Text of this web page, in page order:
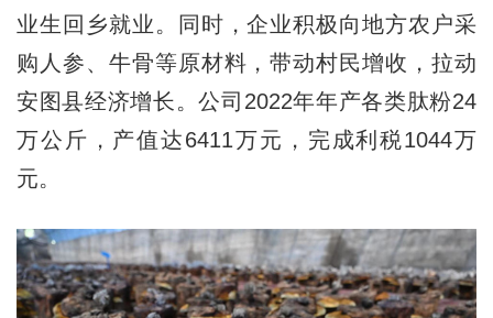
业生回乡就业。同时，企业积极向地方农户采
购人参、牛骨等原材料，带动村民增收，拉动
安图县经济增长。公司2022年年产各类肽粉24
万公斤，产值达6411万元，完成利税1044万
元。